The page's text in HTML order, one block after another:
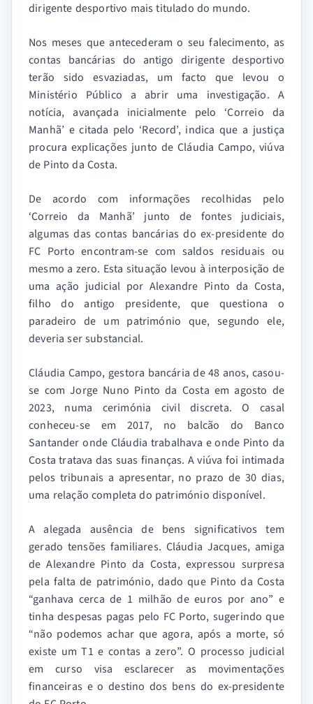
dirigente desportivo mais titulado do mundo.
Nos meses que antecederam o seu falecimento, as
contas bancárias do antigo dirigente desportivo
terão sido esvaziadas, um facto que levou o
Ministério Público a abrir uma investigação. A
notícia, avançada inicialmente pelo ‘Correio da
Manhã’ e citada pelo ‘Record’, indica que a justiça
procura explicações junto de Cláudia Campo, viúva
de Pinto da Costa.
De acordo com informações recolhidas pelo
‘Correio da Manhã’ junto de fontes judiciais,
algumas das contas bancárias do ex-presidente do
FC Porto encontram-se com saldos residuais ou
mesmo a zero. Esta situação levou à interposição de
uma ação judicial por Alexandre Pinto da Costa,
filho do antigo presidente, que questiona o
paradeiro de um património que, segundo ele,
deveria ser substancial.
Cláudia Campo, gestora bancária de 48 anos, casou-
se com Jorge Nuno Pinto da Costa em agosto de
2023, numa cerimónia civil discreta. O casal
conheceu-se em 2017, no balcão do Banco
Santander onde Cláudia trabalhava e onde Pinto da
Costa tratava das suas finanças. A viúva foi intimada
pelos tribunais a apresentar, no prazo de 30 dias,
uma relação completa do património disponível.
A alegada ausência de bens significativos tem
gerado tensões familiares. Cláudia Jacques, amiga
de Alexandre Pinto da Costa, expressou surpresa
pela falta de património, dado que Pinto da Costa
“ganhava cerca de 1 milhão de euros por ano” e
tinha despesas pagas pelo FC Porto, sugerindo que
“não podemos achar que agora, após a morte, só
existe um T1 e contas a zero”. O processo judicial
em curso visa esclarecer as movimentações
financeiras e o destino dos bens do ex-presidente